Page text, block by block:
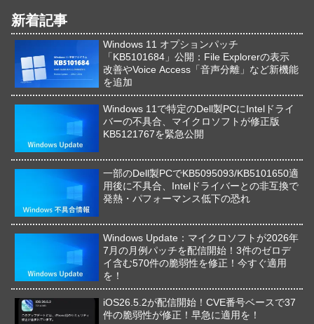
新着記事
Windows 11 オプションパッチ
「KB5101684」公開：File Explorerの表示
改善やVoice Access「音声分離」など新機能
を追加
Windows 11で特定のDell製PCにIntelドライ
バーの不具合、マイクロソフトが修正版
KB5121767を緊急公開
一部のDell製PCでKB5095093/KB5101650適
用後に不具合、Intelドライバーとの非互換で
発熱・パフォーマンス低下の恐れ
Windows Update：マイクロソフトが2026年
7月の月例パッチを配信開始！3件のゼロデ
イ含む570件の脆弱性を修正！今すぐ適用
を！
iOS26.5.2が配信開始！CVE番号ベースで37
件の脆弱性が修正！早急に適用を！